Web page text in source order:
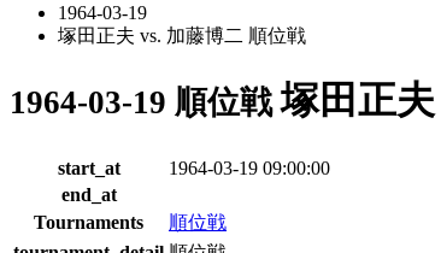
1964-03-19
塚田正夫 vs. 加藤博二 順位戦
1964-03-19 順位戦塚田正
start_at
1964-03-19 09:00:00
end_at
Tournaments
順位戦